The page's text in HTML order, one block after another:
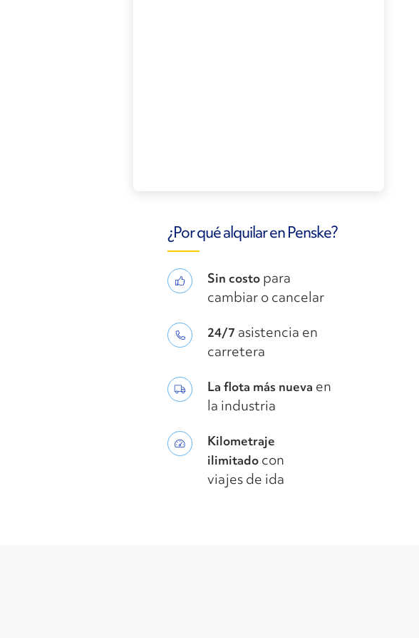
¿Por qué alquilar en Penske?
Sin costo para
cambiar o cancelar
24/7 asistencia en
carretera
La flota más nueva en
la industria
Kilometraje
ilimitado con
viajes de ida